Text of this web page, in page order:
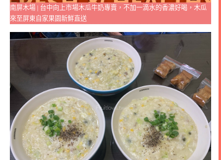
南屏木場 | 台中向上市場木瓜牛奶專賣，不加一滴水的香濃好喝，木瓜
來至屏東自家果園新鮮直送